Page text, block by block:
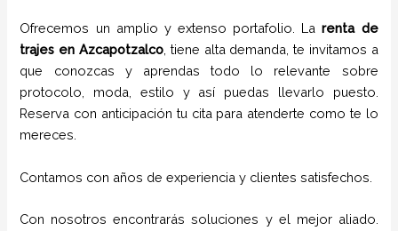
Ofrecemos un amplio y extenso portafolio. Larenta de
trajes en Azcapotzalco, tiene alta demanda, te invitamos a
que conozcas y aprendas todo lo relevante sobre
protocolo, moda, estilo y así puedas llevarlo puesto.
Reserva con anticipación tu cita para atenderte como te lo
mereces.
Contamos con años de experiencia y clientes satisfechos.
Con nosotros encontrarás soluciones y el mejor aliado.